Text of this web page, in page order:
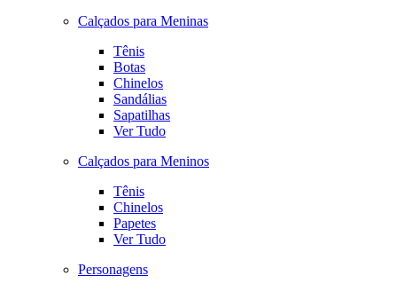
Calçados para Meninas
Tênis
Botas
Chinelos
Sandálias
Sapatilhas
Ver Tudo
Calçados para Meninos
Tênis
Chinelos
Papetes
Ver Tudo
Personagens